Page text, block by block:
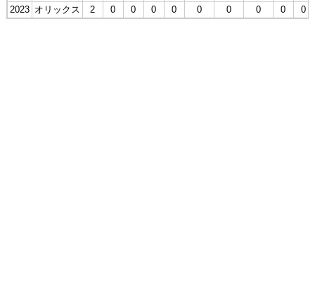
2023 オリックス 2 0 0 0 0 0 0 0 0 0